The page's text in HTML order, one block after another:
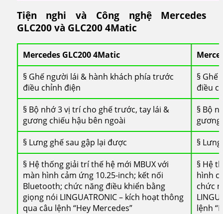
Tiện nghi và Công nghệ Mercedes
GLC200 và GLC200 4Matic
Mercedes GLC200 4Matic
§ Ghế người lái & hành khách phía trước
điều chỉnh điện
§ Ghế
điều
§ Bộ nhớ 3 vị trí cho ghế trước, tay lái &
gương chiếu hậu bên ngoài
§ Bộ
gương
§ Lưng ghế sau gập lại được
§
§ Hệ thống giải trí thế hệ mới MBUX với
màn hình cảm ứng 10.25-inch; kết nối
Bluetooth; chức năng điều khiển bằng
giọng nói LINGUATRONIC – kích hoạt thông
qua câu lệnh “Hey Mercedes”
§ Hệ
hình
chức
lệnh